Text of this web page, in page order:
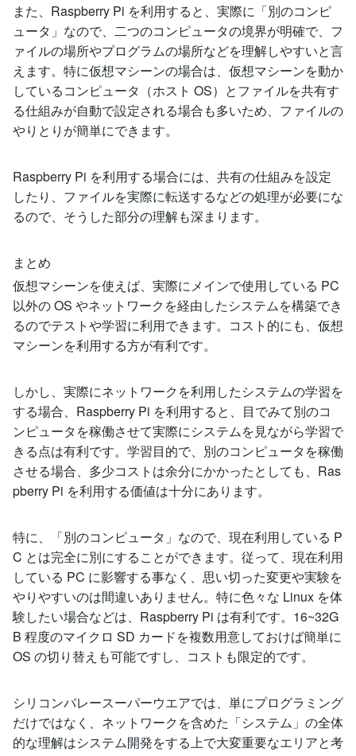
また、Raspberry Pi を利用すると、実際に「別のコンピ
ュータ」なので、二つのコンピュータの境界が明確で、フ
ァイルの場所やプログラムの場所などを理解しやすいと言
えます。特に仮想マシーンの場合は、仮想マシーンを動か
しているコンピュータ（ホスト OS）とファイルを共有す
る仕組みが自動で設定される場合も多いため、ファイルの
やりとりが簡単にできます。
Raspberry Pi を利用する場合には、共有の仕組みを設定
したり、ファイルを実際に転送するなどの処理が必要にな
るので、そうした部分の理解も深まります。
まとめ
仮想マシーンを使えば、実際にメインで使用している PC
以外の OS やネットワークを経由したシステムを構築でき
るのでテストや学習に利用できます。コスト的にも、仮想
マシーンを利用する方が有利です。
しかし、実際にネットワークを利用したシステムの学習を
する場合、Raspberry Pi を利用すると、目でみて別のコ
ンピュータを稼働させて実際にシステムを見ながら学習で
きる点は有利です。学習目的で、別のコンピュータを稼働
させる場合、多少コストは余分にかかったとしても、Ras
pberry Pi を利用する価値は十分にあります。
特に、「別のコンピュータ」なので、現在利用している P
C とは完全に別にすることができます。従って、現在利用
している PC に影響する事なく、思い切った変更や実験を
やりやすいのは間違いありません。特に色々な Linux を体
験したい場合などは、Raspberry Pi は有利です。16~32G
B 程度のマイクロ SD カードを複数用意しておけば簡単に
OS の切り替えも可能ですし、コストも限定的です。
シリコンバレースーパーウエアでは、単にプログラミング
だけではなく、ネットワークを含めた「システム」の全体
的な理解はシステム開発をする上で大変重要なエリアと考